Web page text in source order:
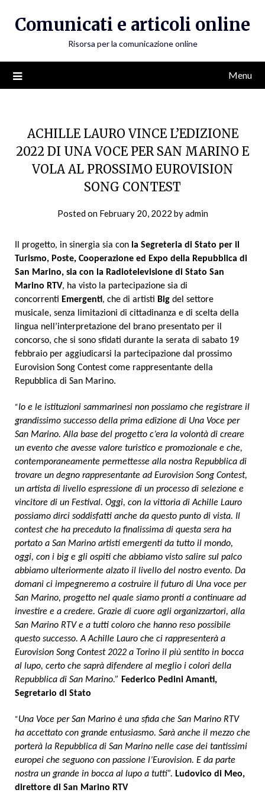
Comunicati e articoli online
Risorsa per la comunicazione online
Menu
ACHILLE LAURO VINCE L’EDIZIONE
2022 DI UNA VOCE PER SAN MARINO E
VOLA AL PROSSIMO EUROVISION
SONG CONTEST
Posted on February 20, 2022 byadmin
Il progetto, in sinergia sia con la Segreteria di Stato per il
Turismo, Poste, Cooperazione ed Expo della Repubblica di
San Marino, sia con la Radiotelevisione di Stato San
Marino RTV, ha visto la partecipazione sia di
concorrenti Emergenti, che di artisti Big del settore
musicale, senza limitazioni di cittadinanza e di scelta della
lingua nell’interpretazione del brano presentato per il
concorso, che si sono sfidati durante la serata di sabato 19
febbraio per aggiudicarsi la partecipazione dal prossimo
Eurovision Song Contest come rappresentante della
Repubblica di San Marino.
“Io e le istituzioni sammarinesi non possiamo che registrare il
grandissimo successo della prima edizione di Una Voce per
San Marino. Alla base del progetto c’era la volontà di creare
un evento che avesse valore turistico e promozionale e che,
contemporaneamente permettesse alla nostra Repubblica di
trovare un degno rappresentante ad Eurovision Song Contest,
un artista di livello espressione di un processo di selezione e
vincitore di un Festival. Oggi, con la vittoria di Achille Lauro
possiamo dirci soddisfatti anche da questo punto di vista. Il
contest che ha preceduto la finalissima di questa sera ha
portato a San Marino artisti emergenti da tutto il mondo,
oggi, con i big e gli ospiti che abbiamo visto salire sul palco
abbiamo ulteriormente alzato il livello del nostro evento. Da
domani ci impegneremo a costruire il futuro di Una voce per
San Marino, progetto nel quale siamo pronti a continuare ad
investire e a credere. Grazie di cuore agli organizzartori, alla
San Marino RTV e a tutti coloro che hanno reso possibile
questo successo. A Achille Lauro che ci rappresenterà a
Eurovision Song Contest 2022 a Torino il più sentito in bocca
al lupo, certo che saprà difendere al meglio i colori della
Repubblica di San Marino.” Federico Pedini Amanti,
Segretario di Stato
“Una Voce per San Marino è una sfida che San Marino RTV
ha accettato con grande entusiasmo. Sarà anche il mezzo che
porterà la Repubblica di San Marino nelle case dei tantissimi
europei che seguono con passione l’Eurovision. E da parte
nostra un grande in bocca al lupo a tutti”. Ludovico di Meo,
direttore di San Marino RTV